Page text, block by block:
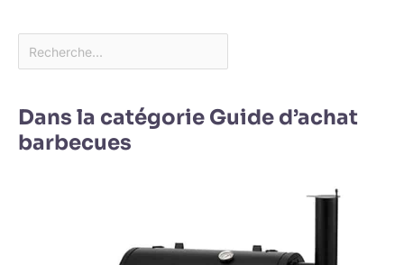
Dans la catégorie Guide d’achat
barbecues